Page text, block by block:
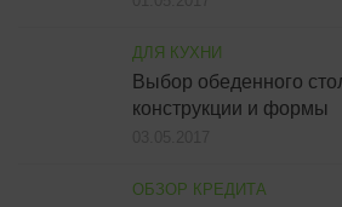
ДЛЯ КУХНИ
Выбор обеденного
конструкции и формы
ОБЗОР КРЕДИТА